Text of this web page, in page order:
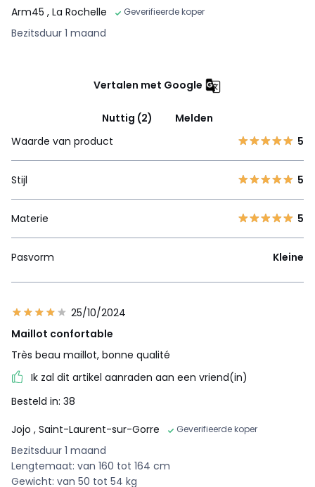
Arm45 , La Rochelle Geverifieerde koper
Bezitsduur 1 maand
Vertalen met Google
Nuttig (2)
Melden
Waarde van product
5
Stijl 5
Materie 5
Pasvorm Kleine
25/10/2024
Maillot confortable
Très beau maillot, bonne qualité
Ik zal dit artikel aanraden aan een vriend(in)
Besteld in: 38
Jojo , Saint-Laurent-sur-Gorre Geverifieerde koper
Bezitsduur 1 maand
Lengtemaat: van 160 tot 164 cm
Gewicht: van 50 tot 54 kg